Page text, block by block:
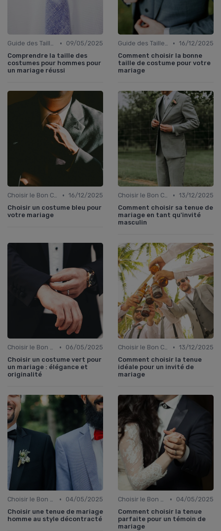
Guide des Tailles et Mesures •
09/05/2025
Comprendre la taille des
costumes pour hommes pour
un mariage réussi
Guide des Tailles et Mesures • 16/12/2025
Comment choisir la bonne
taille de costume pour votre
mariage
Choisir le Bon Costume • 16/12/2025
Choisir un costume bleu pour
votre mariage
Choisir le Bon Costume • 13/12/2025
Comment choisir sa tenue de
mariage en tant qu'invité
masculin
Choisir le Bon Costume •
06/05/2025
Choisir un costume vert pour
un mariage : élégance et
originalité
Choisir le Bon Costume • 13/12/2025
Comment choisir la tenue
idéale pour un invité de
mariage
Choisir le Bon Costume •
04/05/2025
Choisir une tenue de mariage
homme au style décontracté
Choisir le Bon Costume •
04/05/2025
Comment choisir la tenue
parfaite pour un témoin de
mariage